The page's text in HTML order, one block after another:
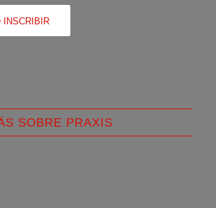
INSCRIBIR
SOBRE PRAXIS